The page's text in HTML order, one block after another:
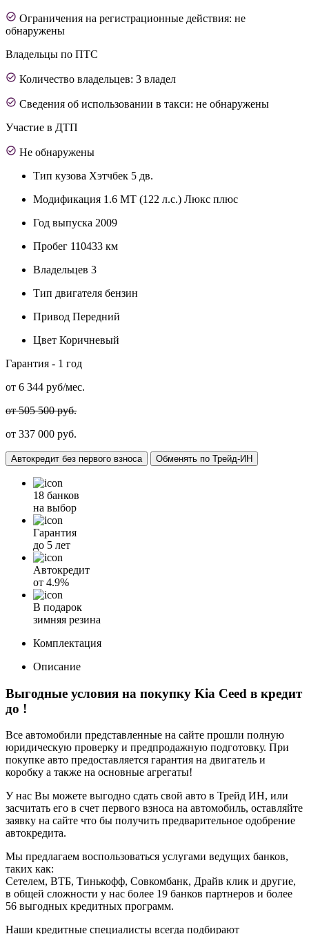
Ограничения на регистрационные действия: не
обнаружены
Владельцы по ПТС
Количество владельцев: 3 владел
Сведения об использовании в такси: не обнаружены
Участие в ДТП
Не обнаружены
Тип кузова Хэтчбек 5 дв.
Модификация 1.6 MT (122 л.с.) Люкс плюс
Год выпуска 2009
Пробег 110433 км
Владельцев 3
Тип двигателя бензин
Привод Передний
Цвет Коричневый
Гарантия - 1 год
от 6 344 руб/мес.
от 505 500 руб.
от 337 000 руб.
Автокредит без первого взноса Обменять по Трейд-ИН
18 банков
на выбор
Гарантия
до 5 лет
Автокредит
от 4.9%
В подарок
зимняя резина
Комплектация
Описание
Выгодные условия на покупку Kia Ceed в кредит
до !
Все автомобили представленные на сайте прошли полную
юридическую проверку и предпродажную подготовку. При
покупке авто предоставляется гарантия на двигатель и
коробку а также на основные агрегаты!
У нас Вы можете выгодно сдать свой авто в Трейд ИН, или
засчитать его в счет первого взноса на автомобиль, оставляйте
заявку на сайте что бы получить предварительное одобрение
автокредита.
Мы предлагаем воспользоваться услугами ведущих банков,
таких как:
Сетелем, ВТБ, Тинькофф, Совкомбанк, Драйв клик и другие,
в общей сложности у нас более 19 банков партнеров и более
56 выгодных кредитных программ.
Наши кредитные специалисты всегда подбирают